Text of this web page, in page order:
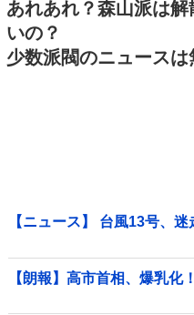
あれあれ？森山派は
いの？
少数派閥のニュースは
【ニュース】 台風13号、迷
【朗報】高市首相、爆乳化